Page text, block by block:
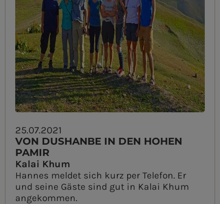
25.07.2021
VON DUSHANBE IN DEN HOHEN
PAMIR
Kalai Khum
Hannes meldet sich kurz per Telefon. Er
und seine Gäste sind gut in Kalai Khum
angekommen.